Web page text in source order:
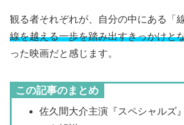
観る者それぞれが、自分の中にある「
線を越える一歩を踏み出すきっかけと
った映画だと感じます。
この記事のまとめ
佐久間大介主演『スペシャルズ